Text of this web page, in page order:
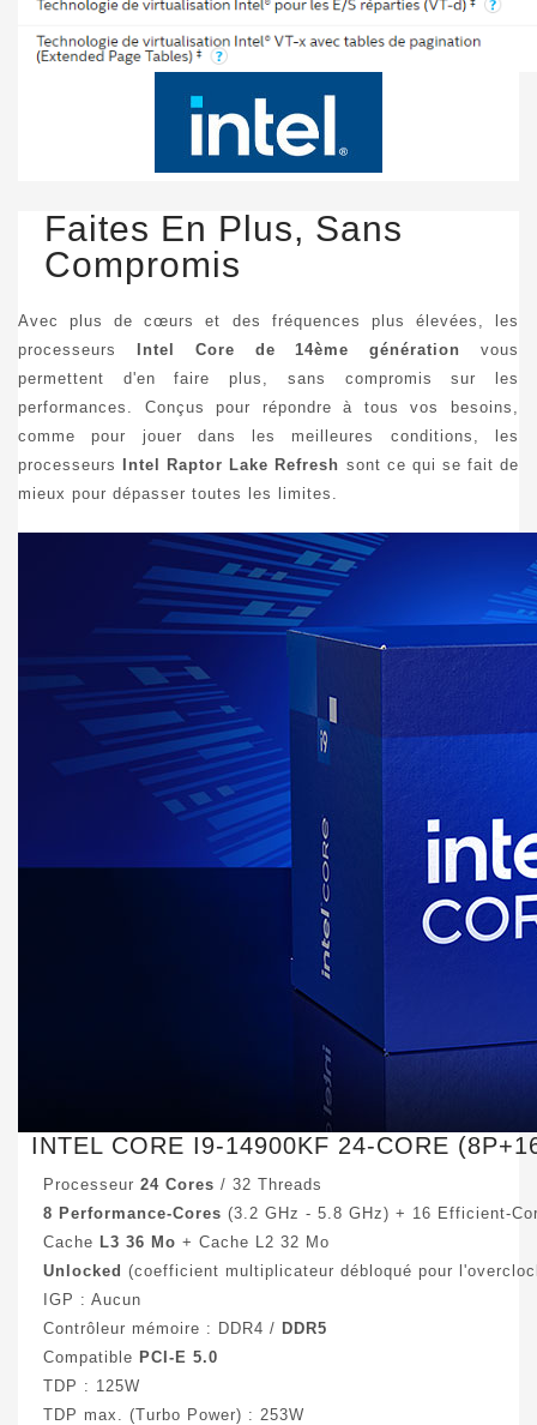
Faites En Plus, Sans
Compromis
Avec plus de cœurs et des fréquences plus élevées, les
processeurs Intel Core de 14ème génération vous
permettent d'en faire plus, sans compromis sur les
performances. Conçus pour répondre à tous vos besoins,
comme pour jouer dans les meilleures conditions, les
processeurs Intel Raptor Lake Refresh sont ce qui se fait de
mieux pour dépasser toutes les limites.
INTEL CORE I9-14900KF 24-CORE
Processeur 24 Cores / 32 Threads
8 Performance-Cores (3.2 GHz - 5.8 GHz) + 16 Efficient-
Cache L3 36 Mo + Cache L2 32 Mo
Unlocked (coefficient multiplicateur débloqué pour
IGP : Aucun
Contrôleur mémoire : DDR4 / DDR5
Compatible PCI-E 5.0
TDP : 125W
TDP max. (Turbo Power) : 253W